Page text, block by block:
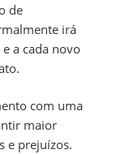
de
irá
a cada novo
com uma
maior
e prejuízos.